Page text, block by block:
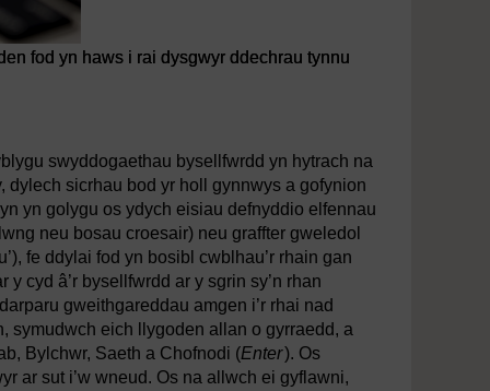
fod yn haws i rai dysgwyr ddechrau tynnu
swyddogaethau bysellfwrdd yn hytrach na
dylech sicrhau bod yr holl gynnwys a gofynion
yn golygu os ydych eisiau defnyddio elfennau
neu bosau croesair) neu graffter gweledol
fe ddylai fod yn bosibl cwblhau’r rhain gan
cyd â’r bysellfwrdd ar y sgrin sy’n rhan
gweithgareddau amgen i’r rhai nad
symudwch eich llygoden allan o gyrraedd, a
Bylchwr, Saeth a Chofnodi (Enter). Os
ar sut i’w wneud. Os na allwch ei gyflawni,